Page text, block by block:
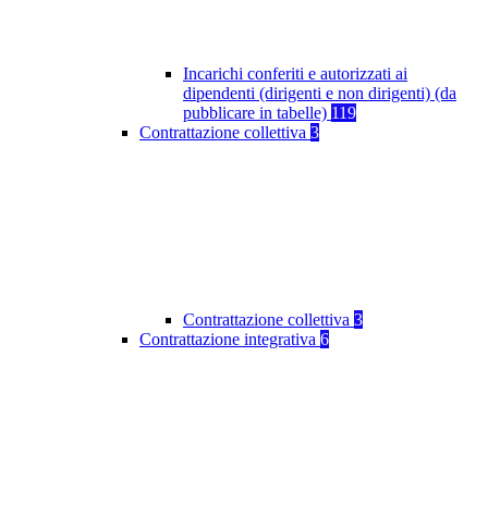
Incarichi conferiti e autorizzati ai
dipendenti (dirigenti e non dirigenti) (da
pubblicare in tabelle) 119
Contrattazione collettiva 3
Contrattazione collettiva 3
Contrattazione integrativa 6